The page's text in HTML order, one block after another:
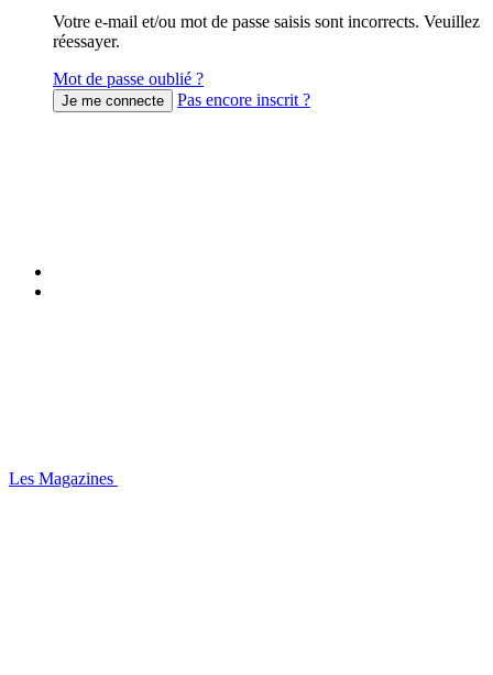
Votre e-mail et/ou mot de passe saisis sont incorrects. Veuillez
réessayer.
Mot de passe oublié ?
Pas encore inscrit ?
Les Magazines